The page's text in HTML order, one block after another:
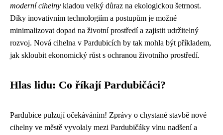
moderní cihelny kladou velký důraz na ekologickou šetrnost.
Díky inovativním technologiím a postupům je možné
minimalizovat dopad na životní prostředí a zajistit udržitelný
rozvoj. Nová cihelna v Pardubicích by tak mohla být příkladem,
jak skloubit ekonomický růst s ochranou životního prostředí.
Hlas lidu: Co říkají Pardubičáci?
Pardubice pulzují očekáváním! Zprávy o chystané stavbě nové
cihelny ve městě vyvolaly mezi Pardubičáky vlnu nadšení a